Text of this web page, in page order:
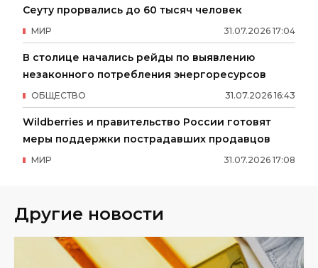
Сеуту прорвались до 60 тысяч человек
31.07.2026 17:04
МИР
В столице начались рейды по выявлению
незаконного потребления энергоресурсов
31.07.2026 16:43
ОБЩЕСТВО
Wildberries и правительство России готовят
меры поддержки пострадавших продавцов
31.07.2026 17:08
МИР
Другие новости